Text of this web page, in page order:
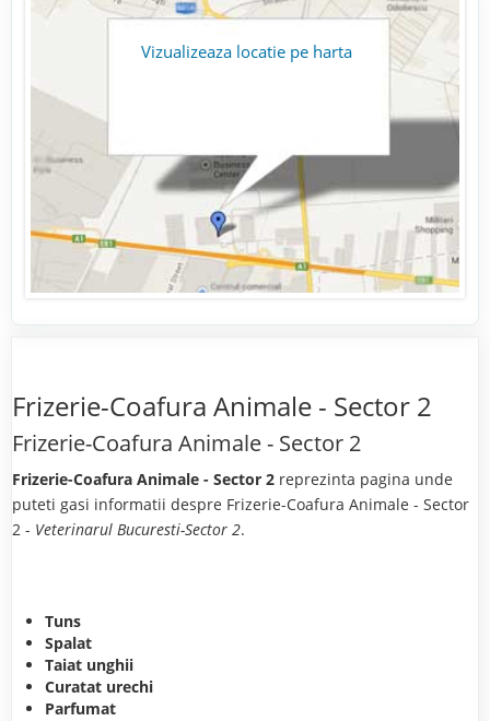
Vizualizeaza locatie pe harta
Frizerie-Coafura Animale - Sector 2
Frizerie-Coafura Animale - Sector 2
Frizerie-Coafura Animale - Sector 2 reprezinta pagina unde
puteti gasi informatii despre Frizerie-Coafura Animale - Sector
2 - Veterinarul Bucuresti-Sector 2.
Tuns
Spalat
Taiat unghii
Curatat urechi
Parfumat